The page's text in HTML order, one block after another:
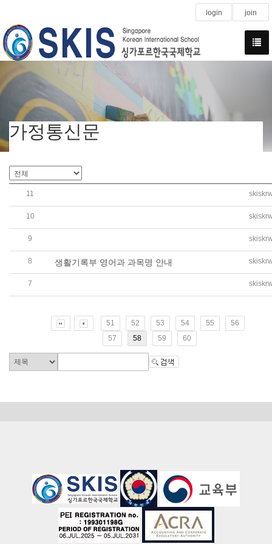
login join
가정통신문
11 2019학년도 1학기 방학 중등 CCA 운영 만족도 조사 가정
10
9 2019학년도 유치원 7월 소식지 발행(NEWSLETTER
8 생활기록부 영어과 과목명 안내
7 2019학년도 유치원 6월 소식지 발행(NEWSLETTER
51 52 53 54 55
56
57
58 59 60